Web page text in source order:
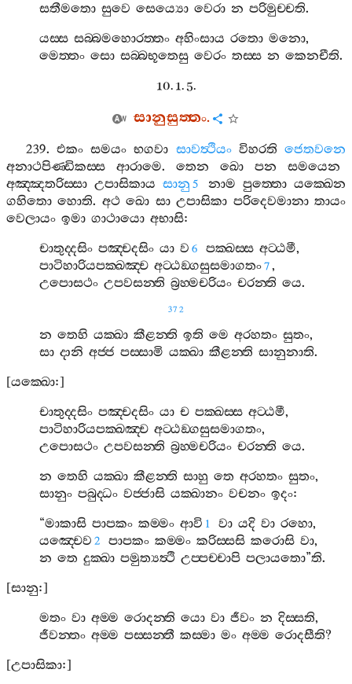
සතීමතො සුවෙ සෙය්‍යො වෙරා න පරිමුච‍්චති.
යස‍්ස සබ‍්බමහොරත‍්තං අහිංසාය රතො මනො,
මෙත‍්තං සො සබ‍්බභූතෙසු වෙරං තස‍්ස න කෙනචීති.
10. 1. 5.
සානුසුත‍්තං.
239. එකං සමයං භගවා සාවත්‍ථියං විහරති ජෙතවනෙ
අනාථපිණ‍්ඩිකස‍්ස
ආරාමෙ. තෙන ඛො පන
සමයෙන
අඤ‍්ඤතරිස‍්සා උපාසිකාය සානු 5 නාම පුත‍්තො යක‍්ඛෙන
ගහිතො හොති. අථ ඛො සා උපාසිකා පරිදෙවමානා තායං
වෙලායං ඉමා ගාථායො අභාසි:
චාතුද‍්දසිං පඤ‍්චදසිං යා ව 6 පක‍්ඛස‍්ස අට‍්ඨමී,
පාටිහාරියපක‍්ඛඤ‍්ච අට‍්ඨඞ‍්ගසුසමාගතං7,
උපොසථං උපවසන‍්ති බ්‍රහ‍්මචරියං චරන‍්ති යෙ.
372
න තෙහි යක‍්ඛා කීළන‍්ති ඉති මෙ අරහතං සුතං,
සා දානි අජ‍්ජ පස‍්සාමි යක‍්ඛා කීළන‍්ති සානුනාති.
[යක‍්ඛො:]
චාතුද‍්දසිං පඤ‍්චදසිං යා ච පක‍්ඛස‍්ස අට‍්ඨමී,
පාටිහාරියපක‍්ඛඤ‍්ච අට‍්ඨඞ‍්ගසුසමාගතං,
උපොසථං උපවසන‍්ති බ්‍රහ‍්මචරියං චරන‍්ති යෙ.
න තෙහි යක‍්ඛා කීළන‍්ති සාහු තෙ අරහතං සුතං,
සානුං පබුද‍්ධං වජ‍්ජාසි යක‍්ඛානං වචනං ඉදං:
“මාකාසි පාපකං කම‍්මං ආවි 1 වා යදි වා රහො,
යඤ‍්චෙව 2 පාපකං කම‍්මං කරිස‍්සසි කරොසි වා,
න තෙ දුක‍්ඛා පමුත්‍යත්‍ථි උප‍්පච‍්චාපි පලායතො”ති.
[සානු:]
මතං වා අම‍්ම රොදන‍්ති යො වා ජීවං න දිස‍්සති,
ජීවන‍්තං අම‍්ම පස‍්සන‍්තී කස‍්මා මං අම‍්ම රොදසීති?
[උපාසිකා:]